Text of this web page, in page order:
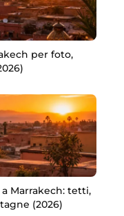
per foto,
Marrakech: tetti,
(2026)